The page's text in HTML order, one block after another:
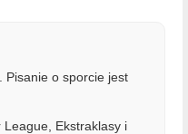
Pisanie o sporcie jest
Ekstraklasy i